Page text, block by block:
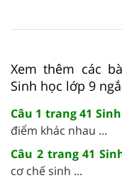
Xem thêm các
Sinh học lớp 9
Câu 1 trang 41
điểm khác nhau ...
Câu 2 trang 41
cơ chế sinh ...